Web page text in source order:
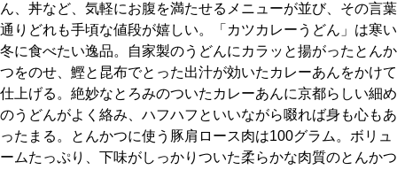
CULTURE
すべて
関西で開催。
おすすめの展覧会
ん、丼など、気軽にお腹を満たせるメニューが並び、その言葉
通りどれも手頃な値段が嬉しい。「カツカレーうどん」は寒い
冬に食べたい逸品。自家製のうどんにカラッと揚がったとんか
つをのせ、鰹と昆布でとった出汁が効いたカレーあんをかけて
仕上げる。絶妙なとろみのついたカレーあんに京都らしい細め
のうどんがよく絡み、ハフハフといいながら啜れば身も心もあ
ったまる。とんかつに使う豚肩ロース肉は100グラム。ボリュ
ームたっぷり、下味がしっかりついた柔らかな肉質のとんかつ